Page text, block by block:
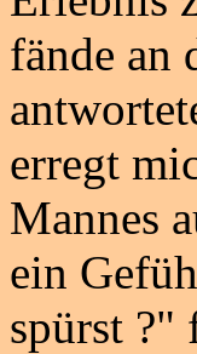
fände an
erregt
Mannes
ein
spürst ?"